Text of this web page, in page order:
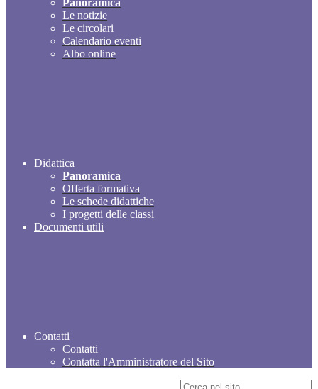
Panoramica
Le notizie
Le circolari
Calendario eventi
Albo online
Didattica
Panoramica
Offerta formativa
Le schede didattiche
I progetti delle classi
Documenti utili
Contatti
Contatti
Contatta l'Amministratore del Sito